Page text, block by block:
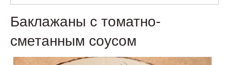
Баклажаны с томатно-
сметанным соусом